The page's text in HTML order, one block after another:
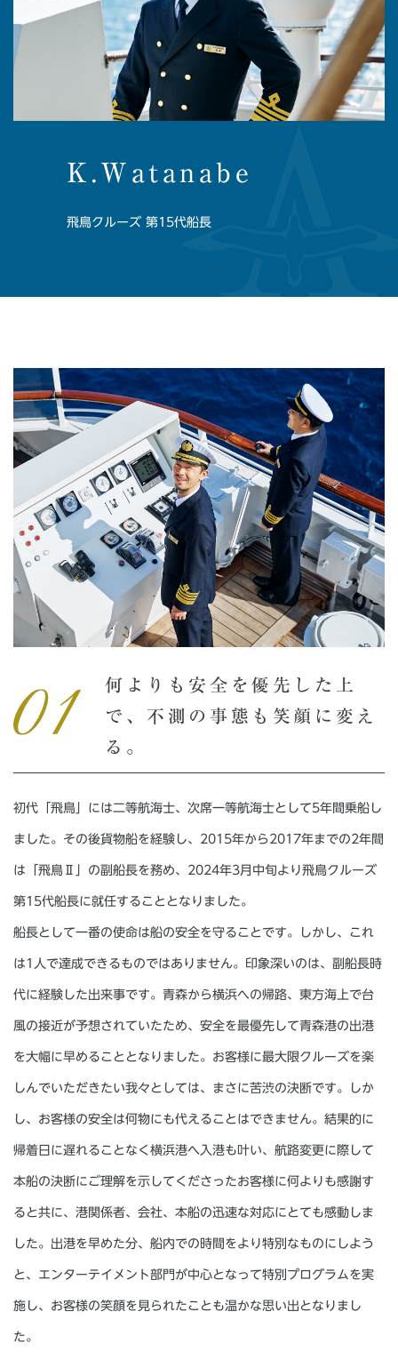
K.Watanabe
飛鳥クルーズ 第15代船長
何よりも安全を優先した上
で、不測の事態も笑顔に変え
る。
初代「飛鳥」には二等航海士、次席一等航海士として5年間乗船し
ました。その後貨物船を経験し、2015年から2017年までの2年間
は「飛鳥Ⅱ」の副船長を務め、2024年3月中旬より飛鳥クルーズ
第15代船長に就任することとなりました。
船長として一番の使命は船の安全を守ることです。しかし、これ
は1人で達成できるものではありません。印象深いのは、副船長時
代に経験した出来事です。青森から横浜への帰路、東方海上で台
風の接近が予想されていたため、安全を最優先して青森港の出港
を大幅に早めることとなりました。お客様に最大限クルーズを楽
しんでいただきたい我々としては、まさに苦渋の決断です。しか
し、お客様の安全は何物にも代えることはできません。結果的に
帰着日に遅れることなく横浜港へ入港も叶い、航路変更に際して
本船の決断にご理解を示してくださったお客様に何よりも感謝す
ると共に、港関係者、会社、本船の迅速な対応にとても感動しま
した。出港を早めた分、船内での時間をより特別なものにしよう
と、エンターテイメント部門が中心となって特別プログラムを実
施し、お客様の笑顔を見られたことも温かな思い出となりまし
た。